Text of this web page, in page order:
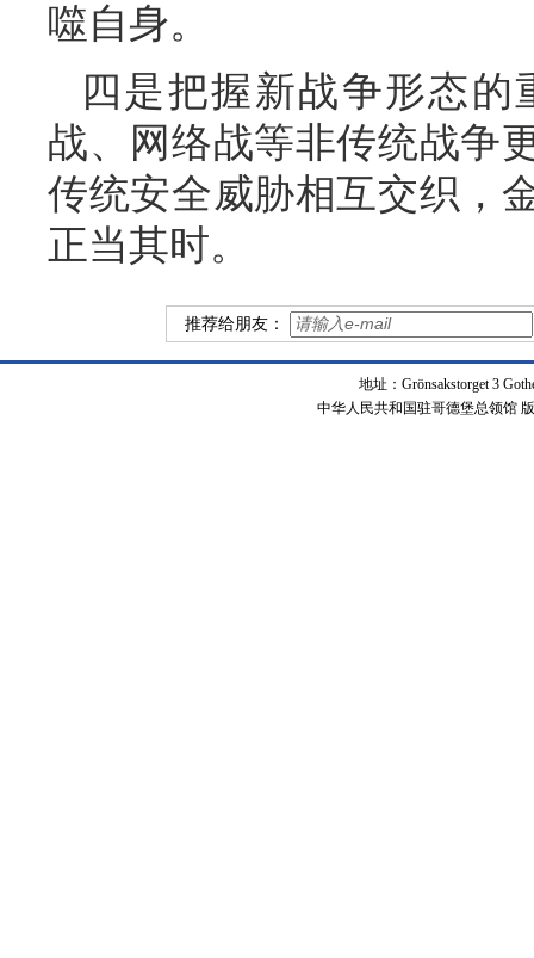
噬自身。
四是把握新战争形态
战、网络战等非传统战争
传统安全威胁相互交织，
正当其时。
推荐给朋友：
地址：Grönsakstorget 3
中华人民共和国驻哥德堡总领馆